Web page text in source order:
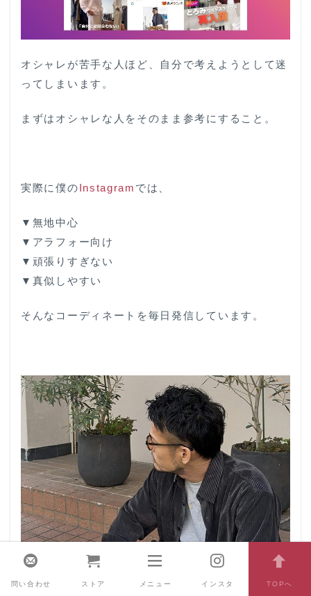
オシャレが苦手な人ほど、自分で考えようとして迷
ってしまいます。
まずはオシャレな人をそのまま参考にすること。
実際に僕のInstagram では、
▼無地中心
▼アラフォー向け
▼頑張りすぎない
▼真似しやすい
そんなコーディネートを毎日発信しています。
問い合わせ ストア メニュー インスタ TOPへ